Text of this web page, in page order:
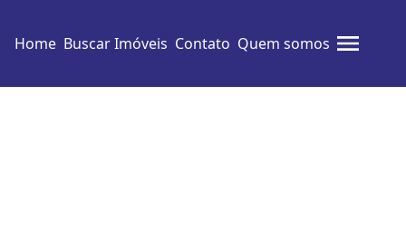
Home Buscar Imóveis Contato Quem somos